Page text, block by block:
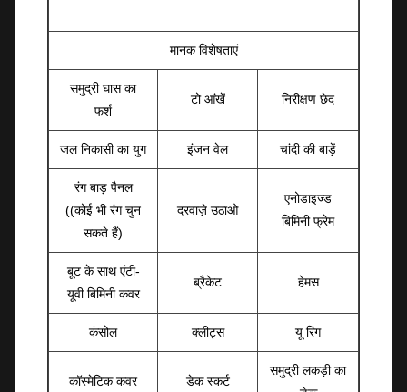
मानक विशेषताएं
समुद्री घास का
फर्श
टो आंखें निरीक्षण छेद
जल निकासी का युग इंजन वेल चांदी की बाड़ें
रंग बाड़ पैनल
((कोई भी रंग चुन
सकते हैं)
दरवाज़े उठाओ
एनोडाइज्ड
बिमिनी फ्रेम
बूट के साथ एंटी-
यूवी बिमिनी कवर
ब्रैकेट हेमस
कंसोल क्लीट्स यू रिंग
कॉस्मेटिक कवर डेक स्कर्ट
समुद्री लकड़ी का